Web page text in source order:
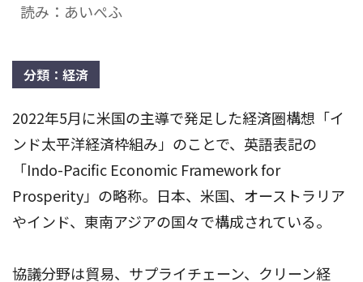
読み：あいぺふ
分類：経済
2022年5月に米国の主導で発足した経済圏構想「イ
ンド太平洋経済枠組み」のことで、英語表記の
「Indo-Pacific Economic Framework for
Prosperity」の略称。日本、米国、オーストラリア
やインド、東南アジアの国々で構成されている。
協議分野は貿易、サプライチェーン、クリーン経